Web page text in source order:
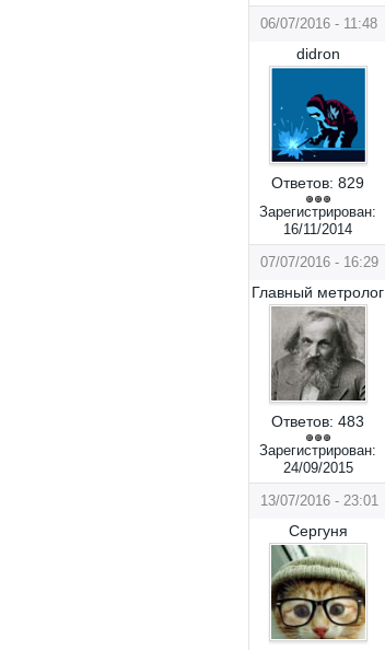
06/07/2016 - 11:48
didron
Ответов: 829
Зарегистрирован:
16/11/2014
07/07/2016 - 16:29
Главный метролог
Ответов: 483
Зарегистрирован:
24/09/2015
13/07/2016 - 23:01
Сергуня